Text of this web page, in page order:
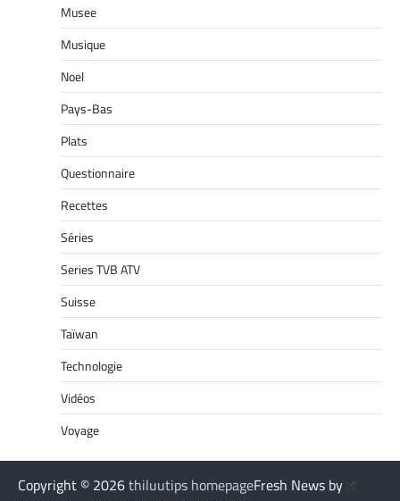
Musee
Musique
Noel
Pays-Bas
Plats
Questionnaire
Recettes
Séries
Series TVB ATV
Suisse
Taïwan
Technologie
Vidéos
Voyage
Copyright © 2026thiluutips homepageFresh News by